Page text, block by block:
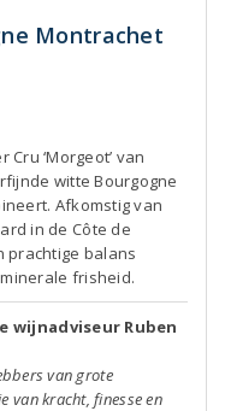
Montrachet
‘Morgeot’ van
witte Bourgogne
Afkomstig van
in de Côte de
prachtige balans
frisheid.
wijnadviseur Ruben
van grote
van kracht, finesse en